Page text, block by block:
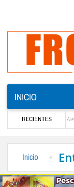
INICIO
RECIENTES
Alerta en
Inicio